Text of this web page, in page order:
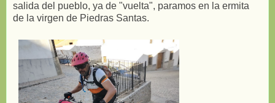
salida del pueblo, ya de "vuelta", paramos en la ermita
de la virgen de Piedras Santas.